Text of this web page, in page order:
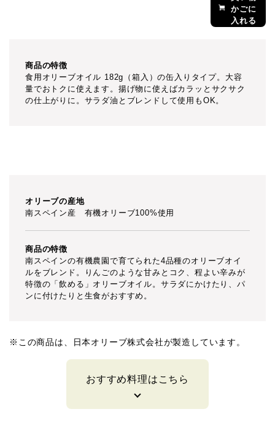
かごに
入れる
商品の特徴
食用オリーブオイル 182g（箱入）の缶入りタイプ。大容
量でおトクに使えます。揚げ物に使えばカラッとサクサク
の仕上がりに。サラダ油とブレンドして使用もOK。
オリーブの産地
南スペイン産 有機オリーブ100%使用
商品の特徴
南スペインの有機農園で育てられた4品種のオリーブオイ
ルをブレンド。りんごのような甘みとコク、程よい辛みが
特徴の「飲める」オリーブオイル。サラダにかけたり、パ
ンに付けたりと生食がおすすめ。
※この商品は、日本オリーブ株式会社が製造しています。
おすすめ料理はこちら